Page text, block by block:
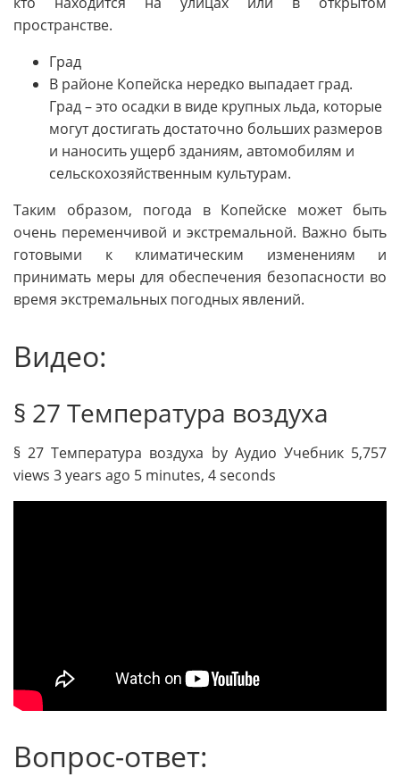
пространстве.
Град
В районе Копейска нередко выпадает град.
Град – это осадки в виде крупных льда, которые
могут достигать достаточно больших размеров
и наносить ущерб зданиям, автомобилям и
сельскохозяйственным культурам.
Таким образом, погода в Копейске может быть
очень переменчивой и экстремальной. Важно быть
готовыми к климатическим изменениям и
принимать меры для обеспечения безопасности во
время экстремальных погодных явлений.
Видео:
§ 27 Температура воздуха
§ 27 Температура воздуха by Аудио Учебник 5,757
views 3 years ago 5 minutes, 4 seconds
Вопрос-ответ: